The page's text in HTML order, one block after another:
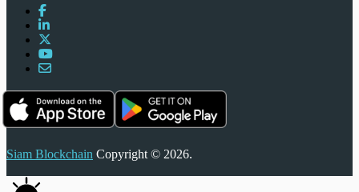
Siam Blockchain Copyright © 2026.